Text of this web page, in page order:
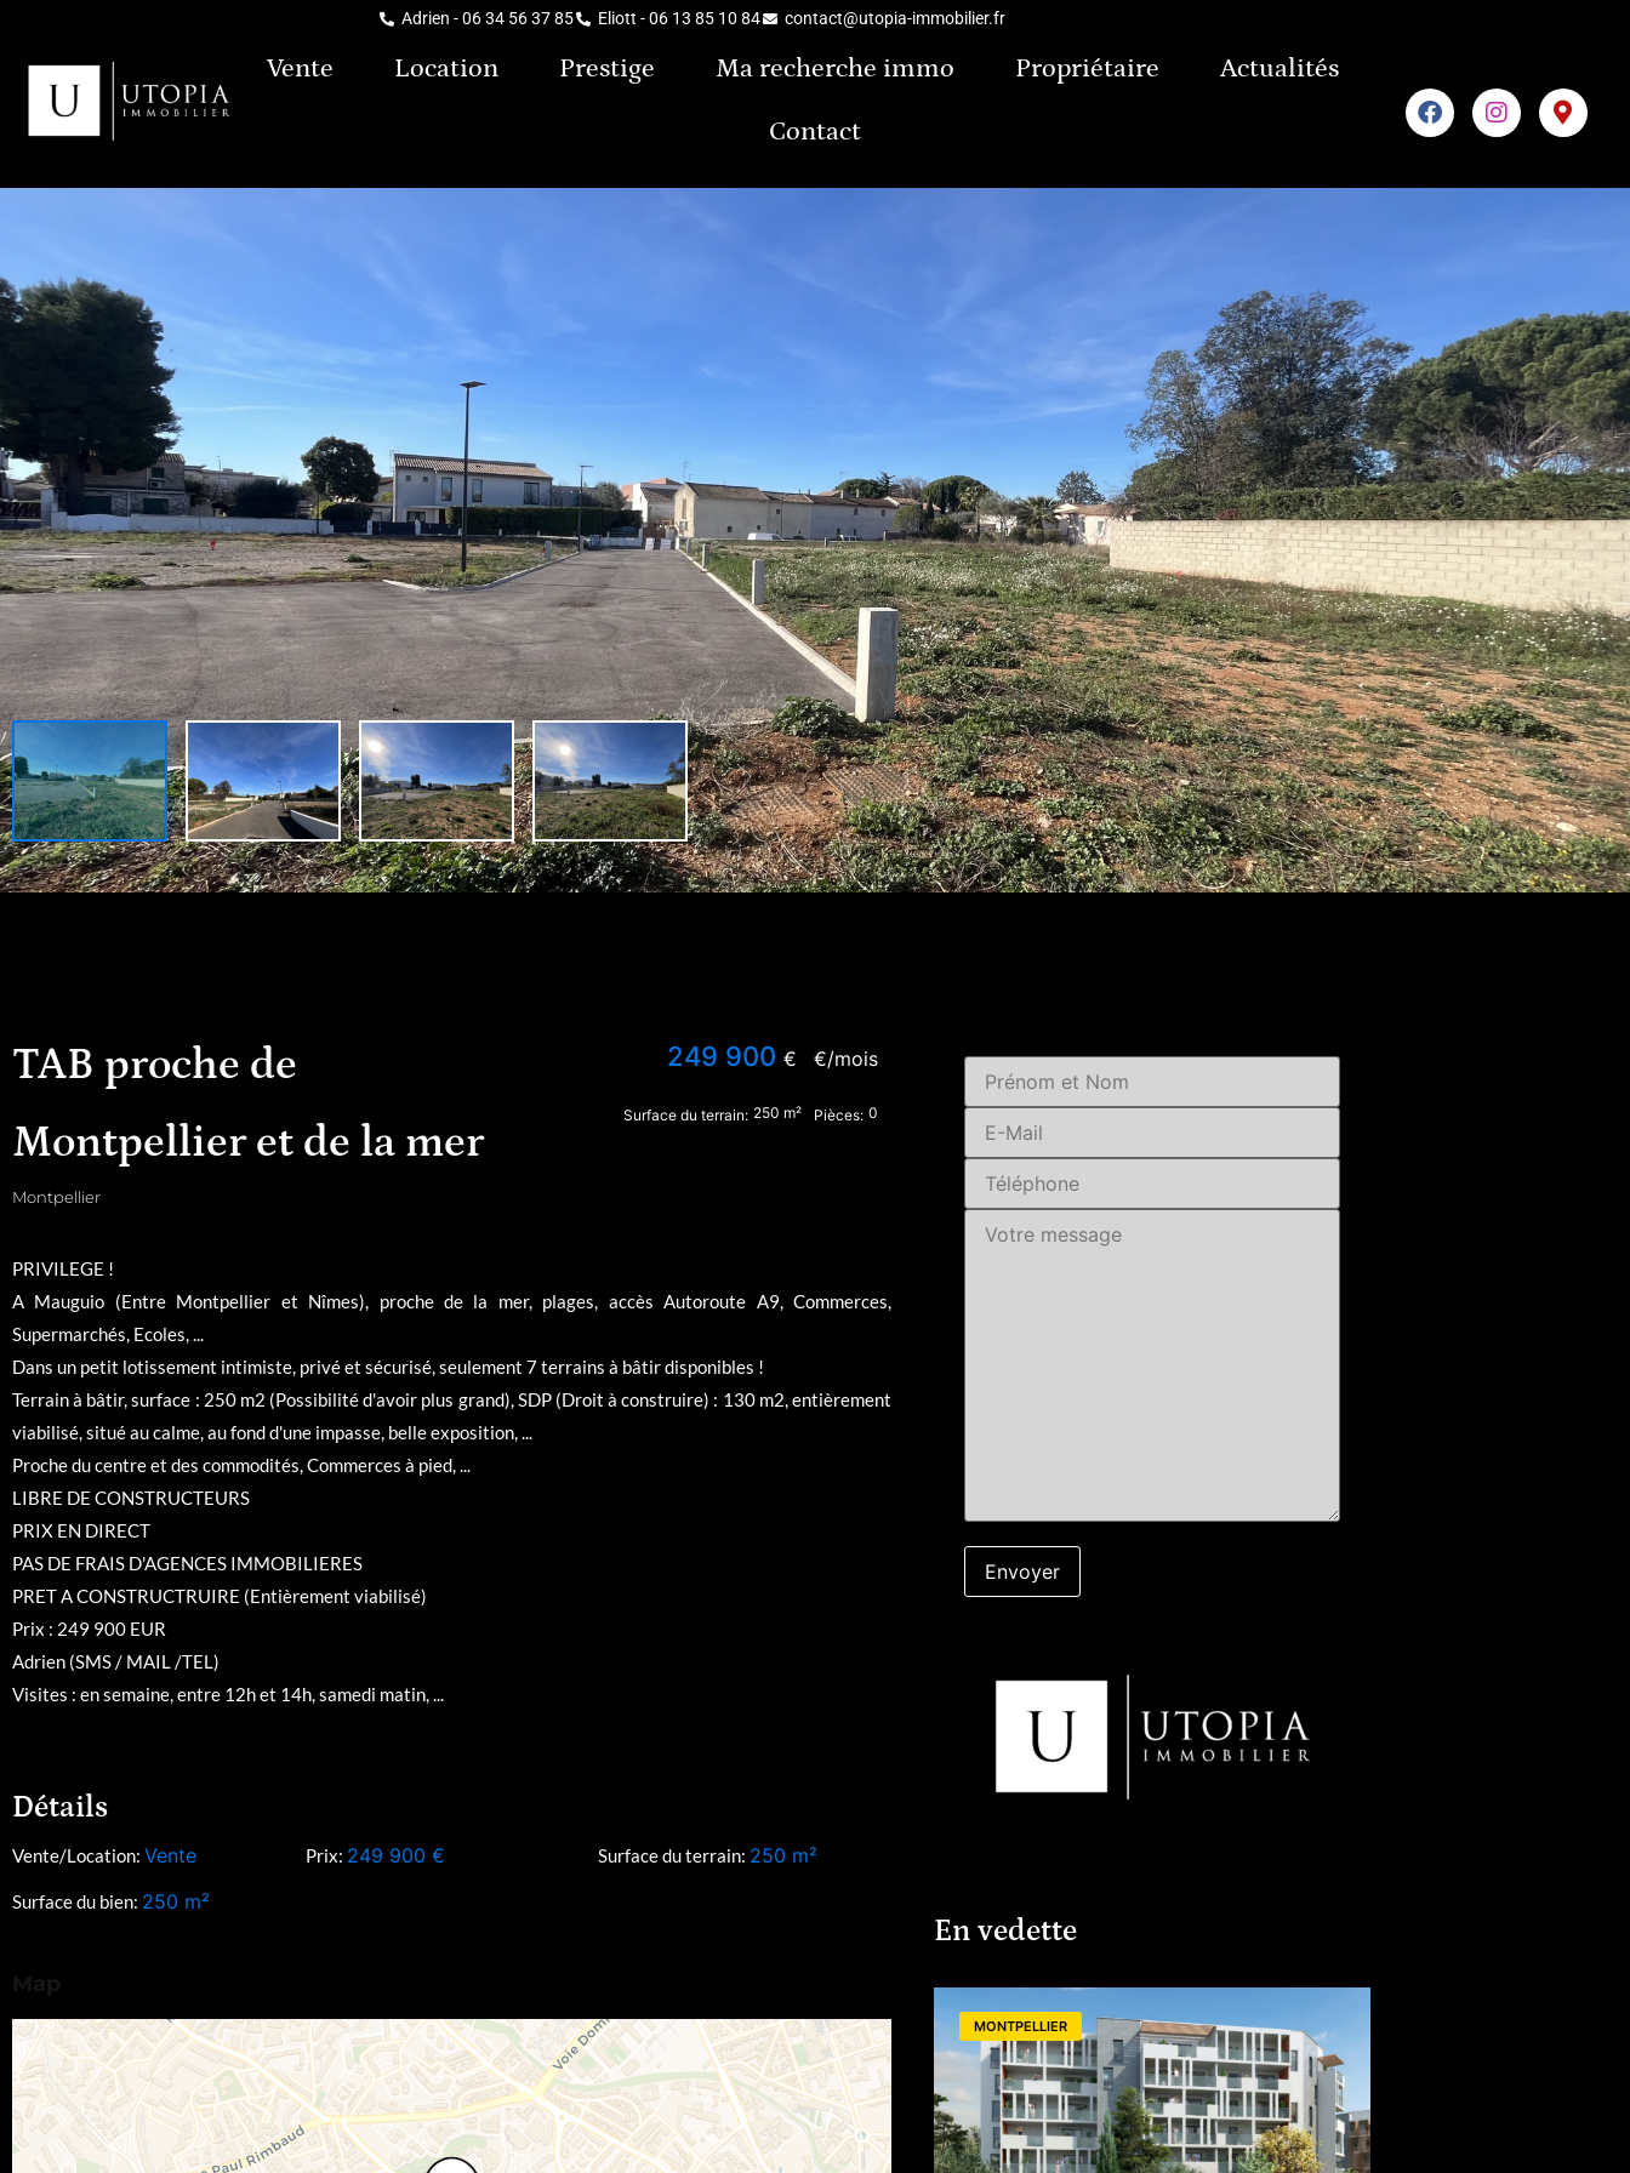
Adrien - 06 34 56 37 85 Eliott - 06 13 85 10 84 contact@utopia-immobilier.fr
Vente Location Prestige Ma recherche immo Propriétaire Actualités
Contact
TAB proche de
Montpellier et de la mer
Montpellier
249 900 € €/mois
Surface du terrain: 250 m² Pièces: 0
PRIVILEGE !
A Mauguio (Entre Montpellier et Nîmes), proche de la mer, plages, accès Autoroute A9, Commerces,
Supermarchés, Ecoles, ...
Dans un petit lotissement intimiste, privé et sécurisé, seulement 7 terrains à bâtir disponibles !
Terrain à bâtir, surface : 250 m2 (Possibilité d'avoir plus grand), SDP (Droit à construire) : 130 m2, entièrement
viabilisé, situé au calme, au fond d'une impasse, belle exposition, ...
Proche du centre et des commodités, Commerces à pied, ...
LIBRE DE CONSTRUCTEURS
PRIX EN DIRECT
PAS DE FRAIS D'AGENCES IMMOBILIERES
PRET A CONSTRUCTRUIRE (Entièrement viabilisé)
Prix : 249 900 EUR
Adrien (SMS / MAIL /TEL)
Visites : en semaine, entre 12h et 14h, samedi matin, ...
Détails
Vente/Location: Vente Prix: 249 900 € Surface du terrain: 250 m²
Surface du bien: 250 m²
En vedette
MONTPELLIER